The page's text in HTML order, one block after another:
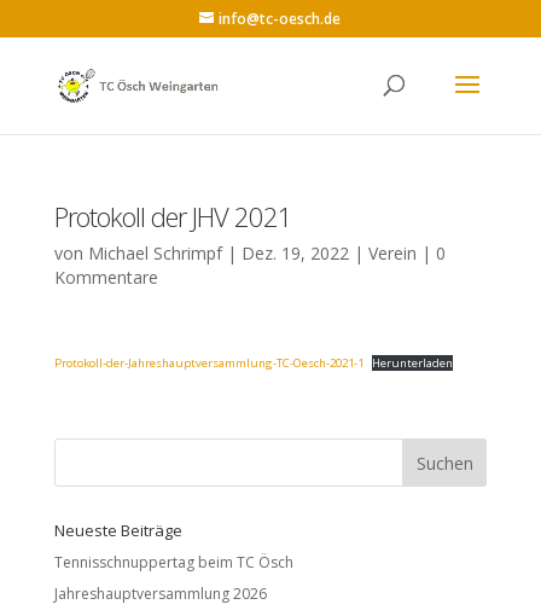
info@tc-oesch.de
Protokoll der JHV 2021
von Michael Schrimpf| Dez. 19, 2022| Verein | 0
Kommentare
Protokoll-der-Jahreshauptversammlung-TC-Oesch-2021-1 Herunterladen
Neueste Beiträge
Tennisschnuppertag beim TC Ösch
Jahreshauptversammlung 2026